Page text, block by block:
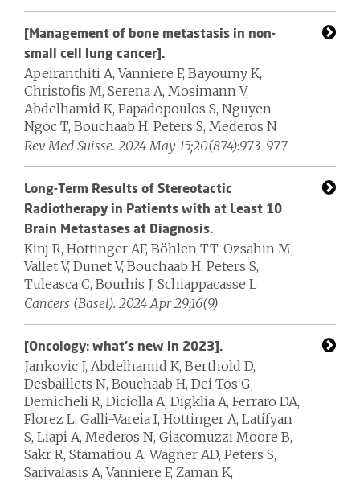
[Management of bone metastasis in non-
small cell lung cancer].
Apeiranthiti A, Vanniere F, Bayoumy K,
Christofis M, Serena A, Mosimann V,
Abdelhamid K, Papadopoulos S, Nguyen-
Ngoc T, Bouchaab H, Peters S, Mederos N
Rev Med Suisse. 2024 May 15;20(874):973-977
Long-Term Results of Stereotactic
Radiotherapy in Patients with at Least 10
Brain Metastases at Diagnosis.
Kinj R, Hottinger AF, Böhlen TT, Ozsahin M,
Vallet V, Dunet V, Bouchaab H, Peters S,
Tuleasca C, Bourhis J, Schiappacasse L
Cancers (Basel). 2024 Apr 29;16(9)
[Oncology: what's new in 2023].
Jankovic J, Abdelhamid K, Berthold D,
Desbaillets N, Bouchaab H, Dei Tos G,
Demicheli R, Diciolla A, Digklia A, Ferraro DA,
Florez L, Galli-Vareia I, Hottinger A, Latifyan
S, Liapi A, Mederos N, Giacomuzzi Moore B,
Sakr R, Stamatiou A, Wagner AD, Peters S,
Sarivalasis A, Vanniere F, Zaman K,